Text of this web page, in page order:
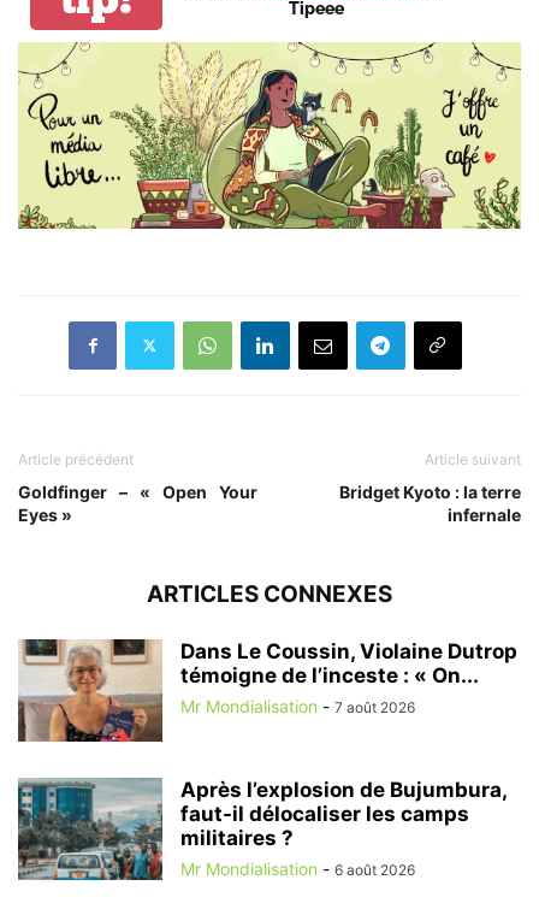
Tipeee
Article précédent
Goldfinger – « Open Your
Eyes »
Article suivant
Bridget Kyoto : la terre
infernale
ARTICLES CONNEXES
Dans Le Coussin, Violaine Dutrop
témoigne de l’inceste : « On...
Mr Mondialisation - 7 août 2026
Après l’explosion de Bujumbura,
faut-il délocaliser les camps
militaires ?
Mr Mondialisation - 6 août 2026